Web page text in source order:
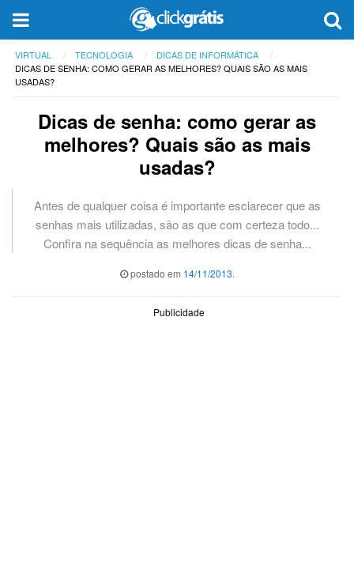
VIRTUAL TECNOLOGIA
DICAS DE INFORMÁTICA
DICAS DE SENHA: COMO GERAR AS MELHORES? QUAIS SÃO AS MAIS
USADAS?
Dicas de senha: como gerar as
melhores? Quais são as mais
usadas?
Antes de qualquer coisa é importante esclarecer que as
senhas mais utilizadas, são as que com certeza todo...
Confira na sequência as melhores dicas de senha...
postado em 14/11/2013.
Publicidade